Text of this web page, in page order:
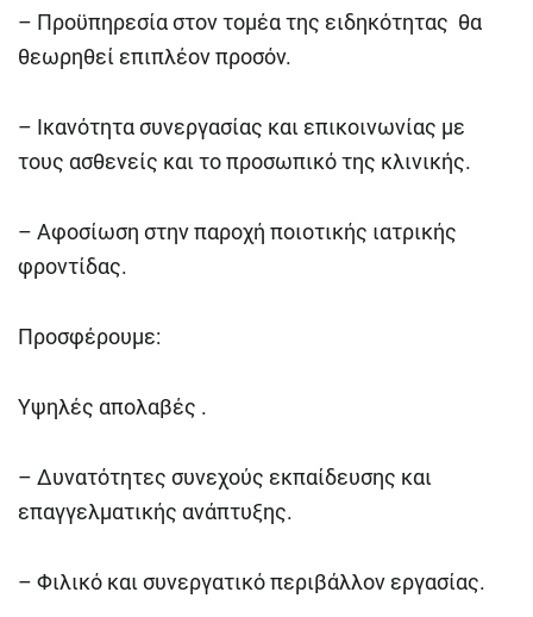
– Προϋπηρεσία στον τομέα της ειδηκότητας θα
θεωρηθεί επιπλέον προσόν.
– Ικανότητα συνεργασίας και επικοινωνίας με
τους ασθενείς και το προσωπικό της κλινικής.
– Αφοσίωση στην παροχή ποιοτικής ιατρικής
φροντίδας.
Προσφέρουμε:
Υψηλές απολαβές .
– Δυνατότητες συνεχούς εκπαίδευσης και
επαγγελματικής ανάπτυξης.
– Φιλικό και συνεργατικό περιβάλλον εργασίας.